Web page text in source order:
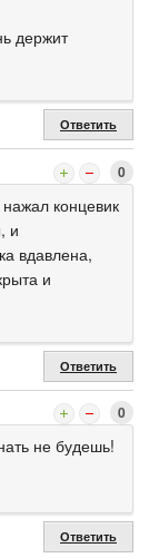
держит
Ответить
0
концевик
и
вдавлена,
и
Ответить
0
не будешь!
Ответить